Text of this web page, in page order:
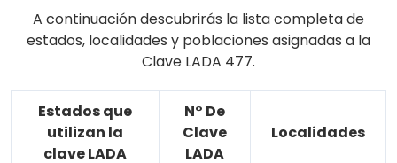
A continuación descubrirás la lista completa de
estados, localidades y poblaciones asignadas a la
Clave LADA 477.
Estados que
utilizan la
clave LADA
N° De
Clave
LADA
Localidades